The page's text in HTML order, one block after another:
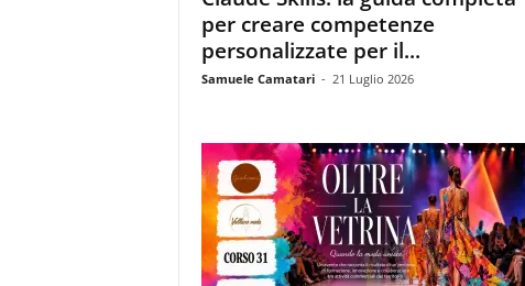
per creare competenze
personalizzate per il...
Samuele Camatari - 21 Luglio 2026